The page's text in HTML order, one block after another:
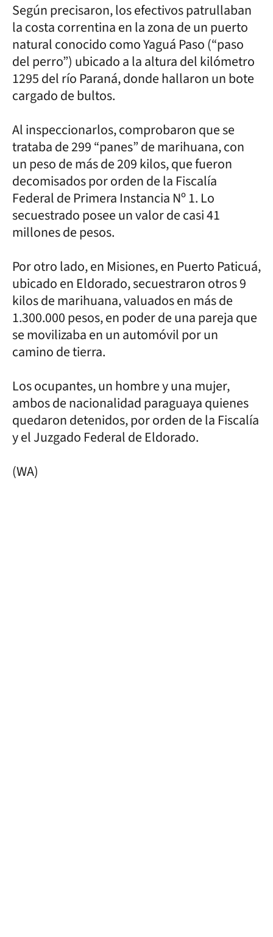
Según precisaron, los efectivos patrullaban
la costa correntina en la zona de un puerto
natural conocido como Yaguá Paso (“paso
del perro”) ubicado a la altura del kilómetro
1295 del río Paraná, donde hallaron un bote
cargado de bultos.
Al inspeccionarlos, comprobaron que se
trataba de 299 “panes” de marihuana, con
un peso de más de 209 kilos, que fueron
decomisados por orden de la Fiscalía
Federal de Primera Instancia Nº 1. Lo
secuestrado posee un valor de casi 41
millones de pesos.
Por otro lado, en Misiones, en Puerto Paticuá,
ubicado en Eldorado, secuestraron otros 9
kilos de marihuana, valuados en más de
1.300.000 pesos, en poder de una pareja que
se movilizaba en un automóvil por un
camino de tierra.
Los ocupantes, un hombre y una mujer,
ambos de nacionalidad paraguaya quienes
quedaron detenidos, por orden de la Fiscalía
y el Juzgado Federal de Eldorado.
(WA)